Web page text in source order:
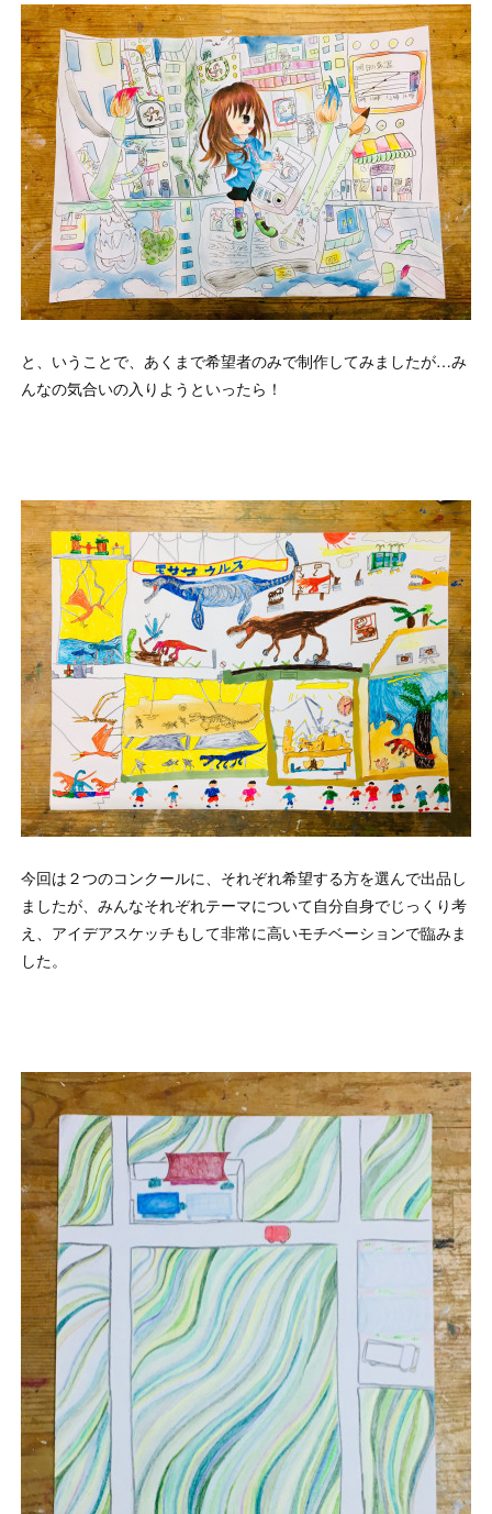
と、いうことで、あくまで希望者のみで制作してみましたが…み
んなの気合いの入りようといったら！
今回は２つのコンクールに、それぞれ希望する方を選んで出品し
ましたが、みんなそれぞれテーマについて自分自身でじっくり考
え、アイデアスケッチもして非常に高いモチベーションで臨みま
した。